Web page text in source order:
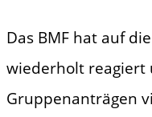
Das BMF hat auf
wiederholt reagiert
Gruppenanträgen